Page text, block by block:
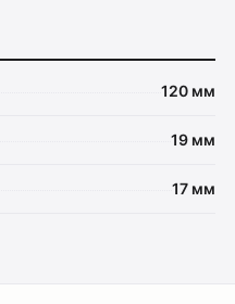
120 мм
19 мм
17 мм